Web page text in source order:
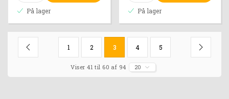
På lager På lager
1 2 3 4 5
Viser 41 til 60 af 94 20